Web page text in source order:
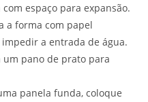
espaço para expansão.
a forma com papel
a entrada de água.
pano de prato para
panela funda, coloque